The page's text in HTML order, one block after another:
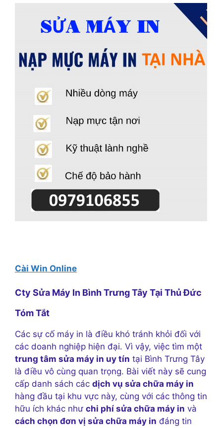
Cài Win Online
Cty Sửa Máy In Bình Trưng Tây Tại Thủ Đức
Tóm Tắt
Các sự cố máy in là điều khó tránh khỏi đối với
các doanh nghiệp hiện đại. Vì vậy, việc tìm một
trung tâm sửa máy in uy tín tại Bình Trưng Tây
là điều vô cùng quan trọng. Bài viết này sẽ cung
cấp danh sách các dịch vụ sửa chữa máy in
hàng đầu tại khu vực này, cùng với các thông tin
hữu ích khác như chi phí sửa chữa máy in và
cách chọn đơn vị sửa chữa máy in đáng tin